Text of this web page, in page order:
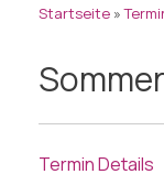
Startseite »
Termin Details